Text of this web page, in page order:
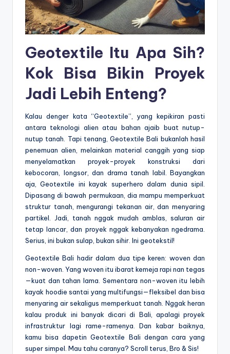
Geotextile Itu Apa Sih?
Kok Bisa Bikin Proyek
Jadi Lebih Enteng?
Kalau denger kata “Geotextile”, yang kepikiran pasti
antara teknologi alien atau bahan ajaib buat nutup-
nutup tanah. Tapi tenang, Geotextile Bali bukanlah hasil
penemuan alien, melainkan material canggih yang siap
menyelamatkan proyek-proyek konstruksi dari
kebocoran, longsor, dan drama tanah labil. Bayangkan
aja, Geotextile ini kayak superhero dalam dunia sipil.
Dipasang di bawah permukaan, dia mampu memperkuat
struktur tanah, mengurangi tekanan air, dan menyaring
partikel. Jadi, tanah nggak mudah amblas, saluran air
tetap lancar, dan proyek nggak kebanyakan ngedrama.
Serius, ini bukan sulap, bukan sihir. Ini geotekstil!
Geotextile Bali hadir dalam dua tipe keren: woven dan
non-woven. Yang woven itu ibarat kemeja rapi nan tegas
—kuat dan tahan lama. Sementara non-woven itu lebih
kayak hoodie santai yang multifungsi—fleksibel dan bisa
menyaring air sekaligus memperkuat tanah. Nggak heran
kalau produk ini banyak dicari di Bali, apalagi proyek
infrastruktur lagi rame-ramenya. Dan kabar baiknya,
kamu bisa dapetin Geotextile Bali dengan cara yang
super simpel. Mau tahu caranya? Scroll terus, Bro & Sis!